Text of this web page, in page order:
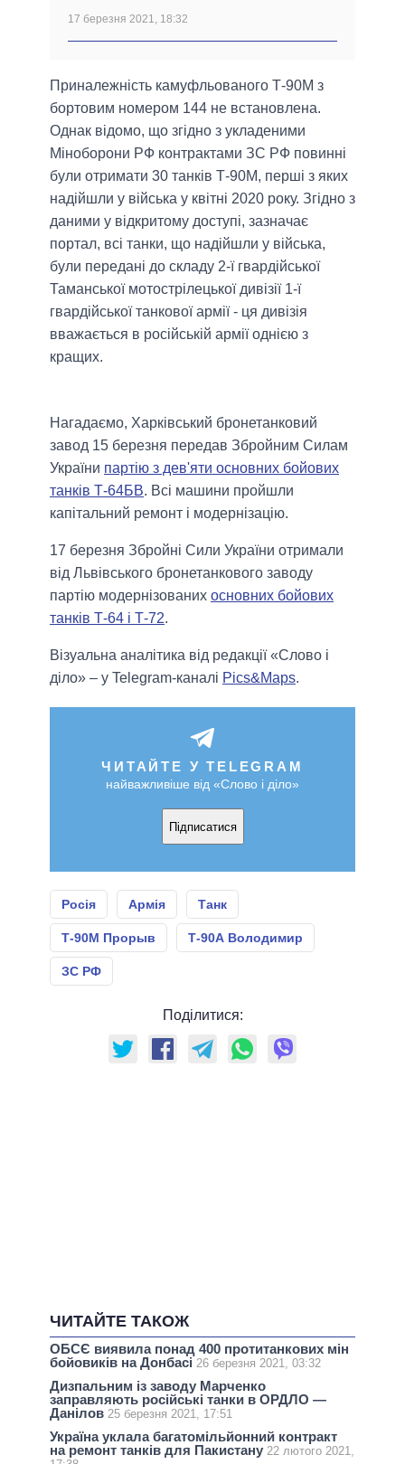
17 березня 2021, 18:32
Приналежність камуфльованого Т-90М з
бортовим номером 144 не встановлена.
Однак відомо, що згідно з укладеними
Міноборони РФ контрактами ЗС РФ повинні
були отримати 30 танків Т-90М, перші з яких
надійшли у війська у квітні 2020 року. Згідно з
даними у відкритому доступі, зазначає
портал, всі танки, що надійшли у війська,
були передані до складу 2-ї гвардійської
Таманської мотострілецької дивізії 1-ї
гвардійської танкової армії - ця дивізія
вважається в російській армії однією з
кращих.
Нагадаємо, Харківський бронетанковий
завод 15 березня передав Збройним Силам
України партію з дев'яти основних бойових
танків Т-64БВ. Всі машини пройшли
капітальний ремонт і модернізацію.
17 березня Збройні Сили України отримали
від Львівського бронетанкового заводу
партію модернізованих основних бойових
танків Т-64 і Т-72.
Візуальна аналітика від редакції «Слово і
діло» – у Telegram-каналі Pics&Maps.
ЧИТАЙТЕ У TELEGRAM
найважливіше від «Слово і діло»
Підписатися
Росія Армія Танк
Т-90М Прорыв Т-90А Володимир
ЗС РФ
Поділитися:
ЧИТАЙТЕ ТАКОЖ
ОБСЄ виявила понад 400 протитанкових мін
бойовиків на Донбасі 26 березня 2021, 03:32
Дизпальним із заводу Марченко
заправляють російські танки в ОРДЛО —
Данілов 25 березня 2021, 17:51
Україна уклала багатомільйонний контракт
на ремонт танків для Пакистану 22 лютого 2021,